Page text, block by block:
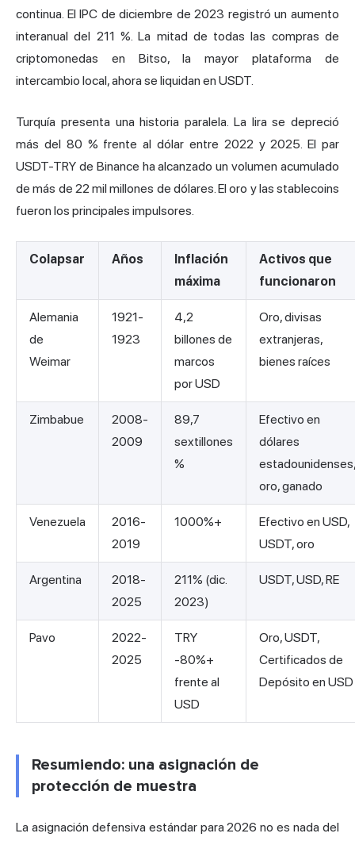
continua. El IPC de diciembre de 2023 registró un aumento
interanual del 211 %. La mitad de todas las compras de
criptomonedas en Bitso, la mayor plataforma de
intercambio local, ahora se liquidan en USDT.
Turquía presenta una historia paralela. La lira se depreció
más del 80 % frente al dólar entre 2022 y 2025. El par
USDT-TRY de Binance ha alcanzado un volumen acumulado
de más de 22 mil millones de dólares. El oro y las stablecoins
fueron los principales impulsores.
Colapsar Años
Inflación
máxima
Activos que
funcionaron
Alemania
de
Weimar
1921-
1923
4,2
billones de
marcos
por USD
Oro, divisas
extranjeras,
bienes raíces
Zimbabue
2008-
2009
89,7
sextillones
%
Efectivo en
dólares
oro, ganado
Venezuela
2016-
2019
1000%+
Efectivo en USD,
USDT, oro
Argentina
2018-
2025
211% (dic.
2023)
USDT, USD, RE
Pavo
2022-
2025
TRY
-80%+
frente al
USD
Oro, USDT,
Certificados de
Depósito en USD
Resumiendo: una asignación de
protección de muestra
La asignación defensiva estándar para 2026 no es nada del